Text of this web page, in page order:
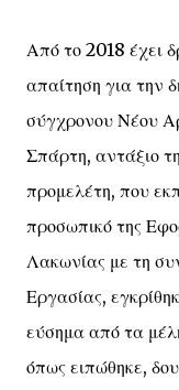
Από το 2018 έχει
απαίτηση για την
σύγχρονου Νέου
Σπάρτη, αντάξιο
προμελέτη, που
προσωπικό της
Λακωνίας με τη
Εργασίας,
εύσημα από τα
όπως ειπώθηκε,